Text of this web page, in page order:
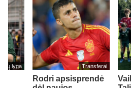
lyga Transferai
Rodri apsisprendė